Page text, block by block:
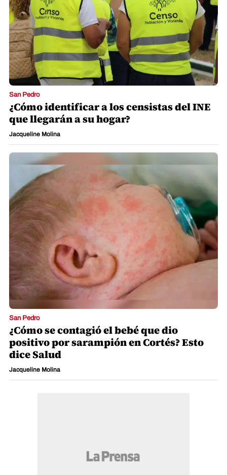
San Pedro
¿Cómo identificar a los censistas del INE
que llegarán a su hogar?
Jacqueline Molina
San Pedro
¿Cómo se contagió el bebé que dio
positivo por sarampión en Cortés? Esto
dice Salud
Jacqueline Molina